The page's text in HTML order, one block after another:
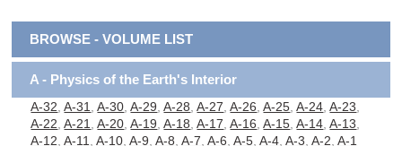
BROWSE - VOLUME LIST
A - Physics of the Earth's Interior
A-32 ,A-31 ,A-30 ,A-29 ,A-28 ,A-27 ,A-26 ,A-25 ,A-24 ,A-23
A-22 ,A-21 ,A-20 ,A-19 ,A-18 ,A-17 ,A-16 ,A-15 ,A-14 ,A-13
A-12 ,A-11 ,A-10 ,A-9 ,A-8 ,A-7 ,A-6 ,A-5 ,A-4 ,A-3 ,A-2 ,A-1